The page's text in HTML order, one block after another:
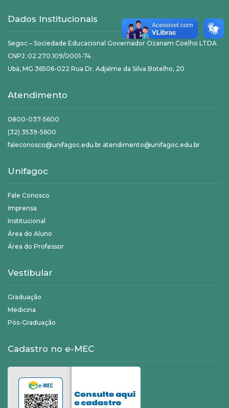
Dados Institucionais
Segoc – Sociedade Educacional Governador Ozanam Coelho LTDA
CNPJ: 02.270.109/0001-74
Ubá, MG 36506-022 Rua Dr. Adjalme da Silva Botelho, 20
Atendimento
0800-037-5600
(32) 3539-5600
faleconosco@unifagoc.edu.br atendimento@unifagoc.edu.br
Unifagoc
Fale Conosco
Imprensa
Institucional
Área do Aluno
Área do Professor
Vestibular
Graduação
Medicina
Pós-Graduação
Cadastro no e-MEC